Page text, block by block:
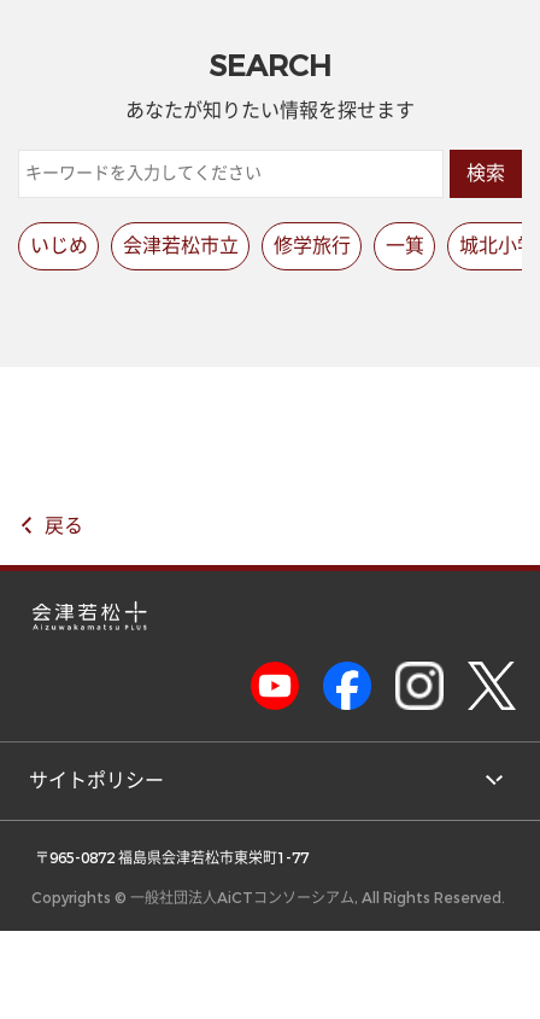
SEARCH
あなたが知りたい情報を探せます
検索
いじめ 会津若松市立 修学旅行 一箕 城北小
戻る
サイトポリシー
〒965-0872 福島県会津若松市東栄町1-77
Copyrights © 一般社団法人AiCTコンソーシアム, All Rights Reserved.